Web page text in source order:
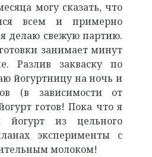
могу сказать, что
всем и примерно
делаю свежую партию.
занимает минут
Разлив закваску по
йогуртницу на ночь и
(в зависимости от
готов! Пока что я
йогурт из цельного
эксперименты с
молоком!